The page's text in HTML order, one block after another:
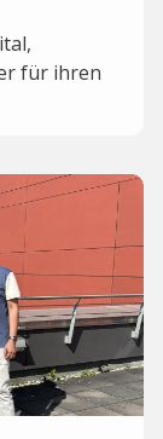
für ihren